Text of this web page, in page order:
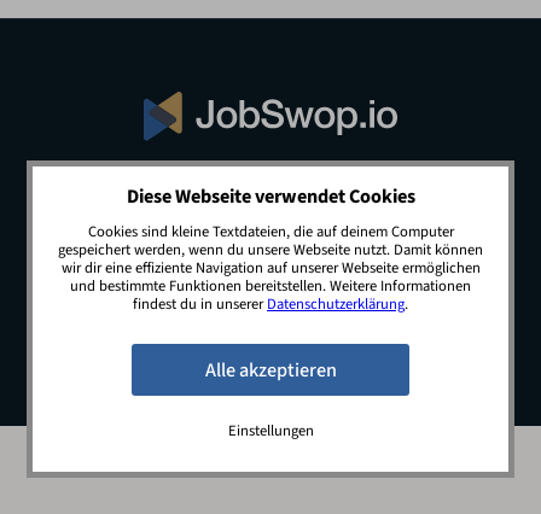
© 2026 JobSwop.io · All rights reserved.
Blog Jobs Newsletter
Kontakt
Preise
Impressum Datenschutz
Diese Webseite verwendet Cookies
Cookies sind kleine Textdateien, die auf deinem Computer
gespeichert werden, wenn du unsere Webseite nutzt. Damit können
wir dir eine effiziente Navigation auf unserer Webseite ermöglichen
und bestimmte Funktionen bereitstellen. Weitere Informationen
findest du in unsererDatenschutzerklärung.
Einstellungen